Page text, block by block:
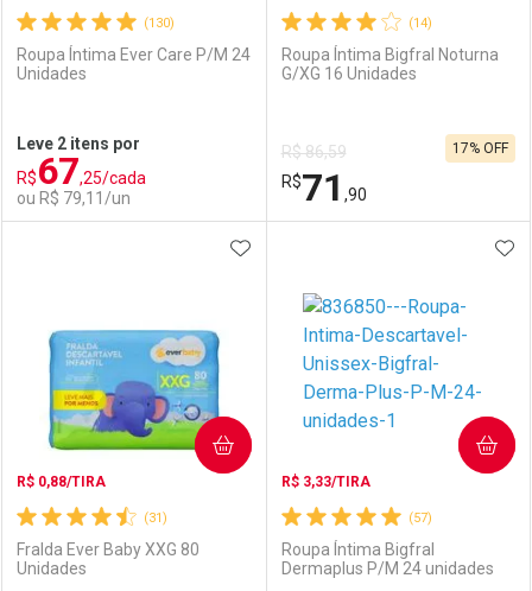
Comprar sem Desconto
Por R$ 92,90/cada
Comprar sem Desconto
Por R$ 92,90/cada
Comprar sem Desconto
Por R$ 109,90/cada
Comprar sem Desconto
Por R$ 109,90/cada
(130)
Roupa Íntima Ever Care P/M 24
Unidades
Leve 2 itens por
R$67,25/cada
ou R$ 79,11/un
(14)
Roupa Íntima Bigfral Noturna
G/XG 16 Unidades
R$ 86,59
R$71 ,90
17% OFF
Laboratório
Por Menos
(31)
R$ 0,88/TIRA
Fralda Ever Baby XXG 80
Unidades
ADICIONAR AOS FAVORITOS
COMPRAR
(57)
R$ 3,33/TIRA
Roupa Íntima Bigfral
Dermaplus P/M 24 unidades
COMPRAR